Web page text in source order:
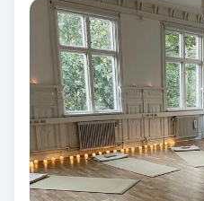
Hot yoga
Hudföryngring
Huduppstramning
Hudvård